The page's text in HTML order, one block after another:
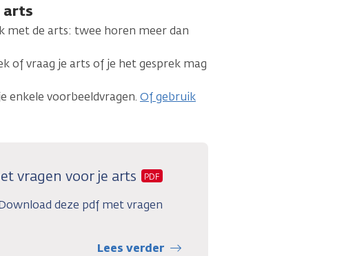
arts
met de arts: twee horen meer dan
of vraag je arts of je het gesprek mag
enkele voorbeeldvragen. Of gebruik
vragen voor je arts PDF
deze pdf met vragen
Lees verder